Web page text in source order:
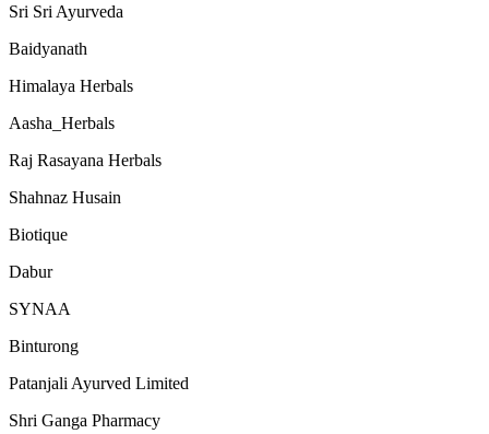
Sri Sri Ayurveda
Baidyanath
Himalaya Herbals
Aasha_Herbals
Raj Rasayana Herbals
Shahnaz Husain
Biotique
Dabur
SYNAA
Binturong
Patanjali Ayurved Limited
Shri Ganga Pharmacy